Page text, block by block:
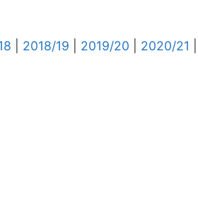
2018/19 2019/20 2020/21